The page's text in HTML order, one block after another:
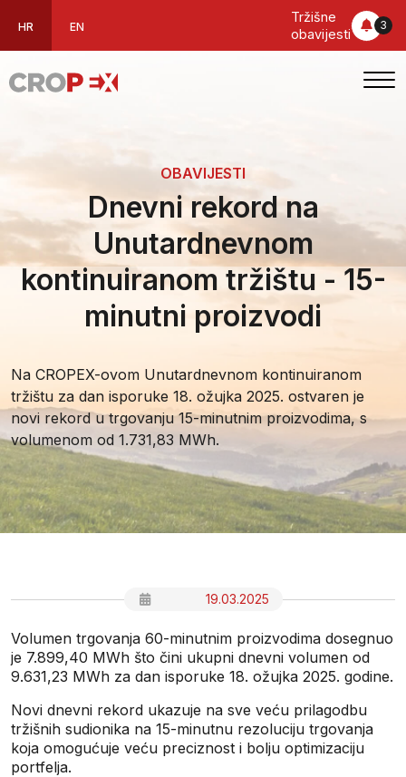
3
Tržišne
obavijesti
HR EN
OBAVIJESTI
Dnevni rekord na
Unutardnevnom
kontinuiranom tržištu - 15-
minutni proizvodi
Na CROPEX-ovom Unutardnevnom kontinuiranom
tržištu za dan isporuke 18. ožujka 2025. ostvaren je
novi rekord u trgovanju 15-minutnim proizvodima, s
volumenom od 1.731,83 MWh.
19.03.2025
Volumen trgovanja 60-minutnim proizvodima dosegnuo
je 7.899,40 MWh što čini ukupni dnevni volumen od
9.631,23 MWh za dan isporuke 18. ožujka 2025. godine.
Novi dnevni rekord ukazuje na sve veću prilagodbu
tržišnih sudionika na 15-minutnu rezoluciju trgovanja
koja omogućuje veću preciznost i bolju optimizaciju
portfelja.